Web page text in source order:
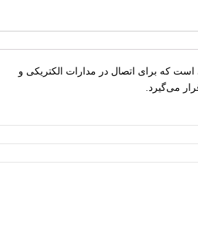
است که برای اتصال در مدارات الکتریکی و
می‌گیرد.